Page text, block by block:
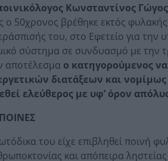
Κωνσταντίνος
ο 50χρονος βρέθηκε εκτός
του, στο Εφετείο για την
σύστημα σε συνδυασμό με την
αποτέλεσμα ο κατηγορούμενος
διατάξεων και
ελεύθερος με υφ’ όρον
του είχε επιβληθεί ποινή
και απόπειρα